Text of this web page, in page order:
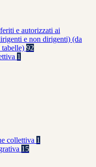
e autorizzati ai
e non dirigenti) (da
92
1
collettiva 1
15